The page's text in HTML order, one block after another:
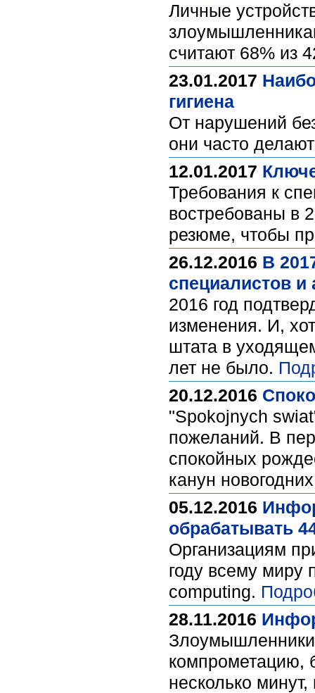
Личные
считают 68% из
23.01.2017
гигиена
От нарушений
они часто
12.01.2017
Требования к
востребованы в
резюме, чтобы
26.12.2016 В
специалистов и
2016 год
изменения. И,
штата в
лет не было.
20.12.2016
"Spokojnych
пожеланий. В
спокойных
канун
05.12.2016
обрабатывать
Организациям
году всему миру
computing.
28.11.2016
Злоумышленники
компрометацию,
несколько